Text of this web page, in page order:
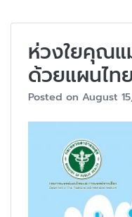
ห่วงใยคุณ
ด้วยแผนไท
Posted on August